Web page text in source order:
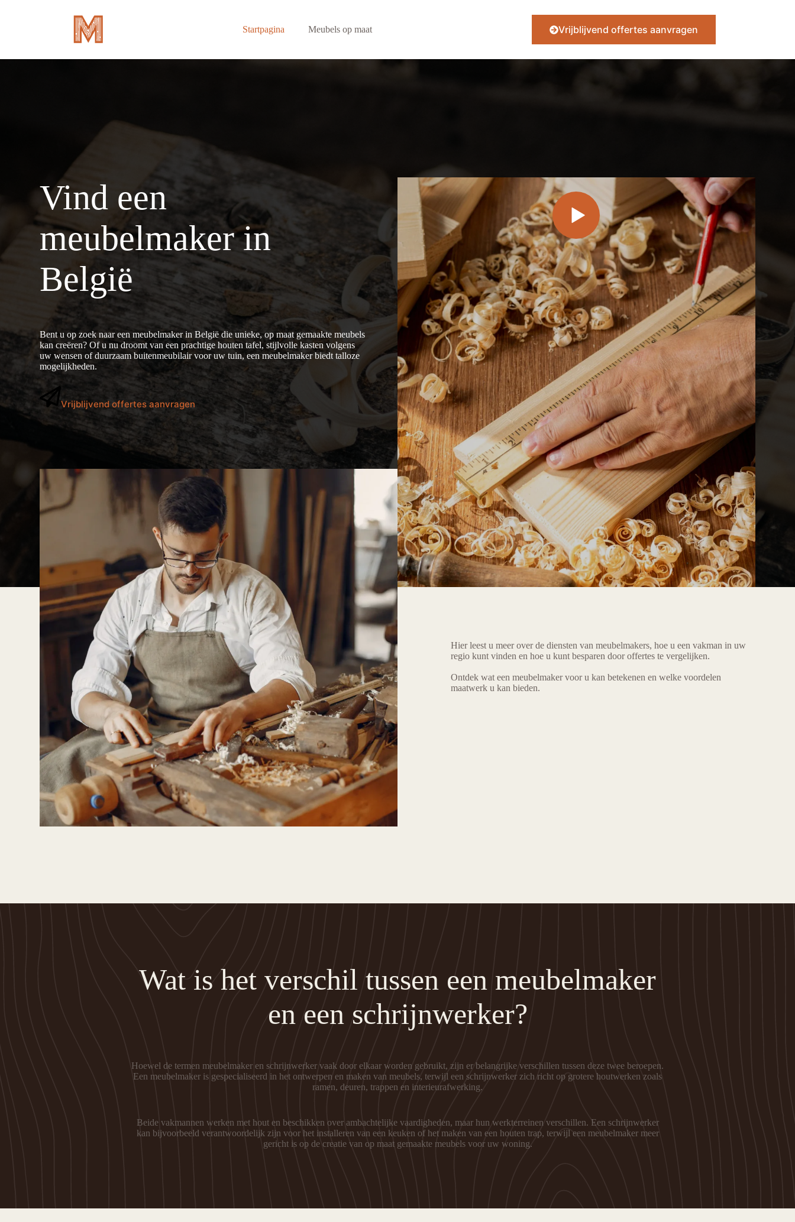
Startpagina Meubels op maat Vrijblijvend offertes aanvragen
Vind een
meubelmaker in
België
Bent u op zoek naar een meubelmaker in België die unieke, op maat gemaakte meubels
kan creëren? Of u nu droomt van een prachtige houten tafel, stijlvolle kasten volgens
uw wensen of duurzaam buitenmeubilair voor uw tuin, een meubelmaker biedt talloze
mogelijkheden.
Vrijblijvend offertes aanvragen
Hier leest u meer over de diensten van meubelmakers, hoe u een vakman in uw
regio kunt vinden en hoe u kunt besparen door offertes te vergelijken.
Ontdek wat een meubelmaker voor u kan betekenen en welke voordelen
maatwerk u kan bieden.
Wat is het verschil tussen een meubelmaker
en een schrijnwerker?
Hoewel de termen meubelmaker en schrijnwerker vaak door elkaar worden gebruikt, zijn er belangrijke verschillen tussen deze twee beroepen.
Een meubelmaker is gespecialiseerd in het ontwerpen en maken van meubels, terwijl een schrijnwerker zich richt op grotere houtwerken zoals
ramen, deuren, trappen en interieurafwerking.
Beide vakmannen werken met hout en beschikken over ambachtelijke vaardigheden, maar hun werkterreinen verschillen. Een schrijnwerker
kan bijvoorbeeld verantwoordelijk zijn voor het installeren van een keuken of het maken van een houten trap, terwijl een meubelmaker meer
gericht is op de creatie van op maat gemaakte meubels voor uw woning.